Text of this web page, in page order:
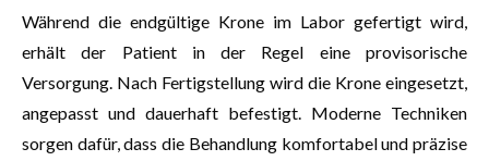
Während die endgültige Krone im Labor gefertigt wird,
erhält der Patient in der Regel eine provisorische
Versorgung. Nach Fertigstellung wird die Krone eingesetzt,
angepasst und dauerhaft befestigt. Moderne Techniken
sorgen dafür, dass die Behandlung komfortabel und präzise